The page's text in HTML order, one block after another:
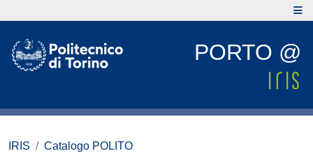
PORTO @
IRIS
Catalogo POLITO